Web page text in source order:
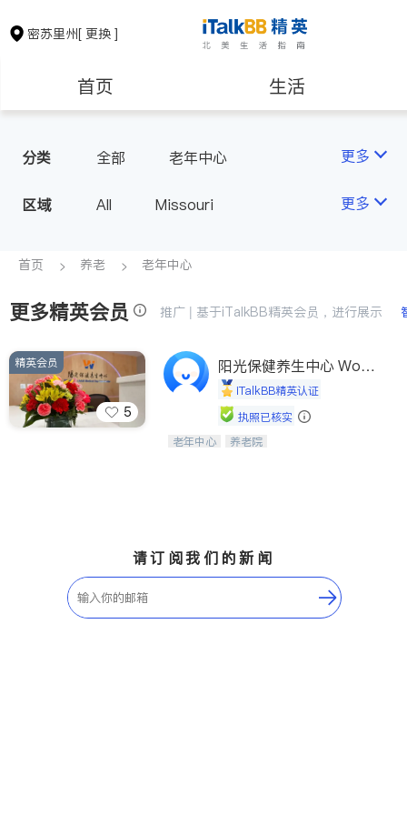
密苏里州[ 更换 ]
首页 生活
房地产租售
教育
非盈利组织
分类 全部 老年中心 更多
区域 All Missouri 更多
首页 养老 老年中心
更多精英会员 推广 | 基于iTalkBB精英会员，进行展示
5
精英会员
阳光保健养生中心 World
shineiTalkBB精英认证
执照已核实
阳光保健养生中心为老年人提供日间护
老年中心 养老院
请订阅我们的新闻